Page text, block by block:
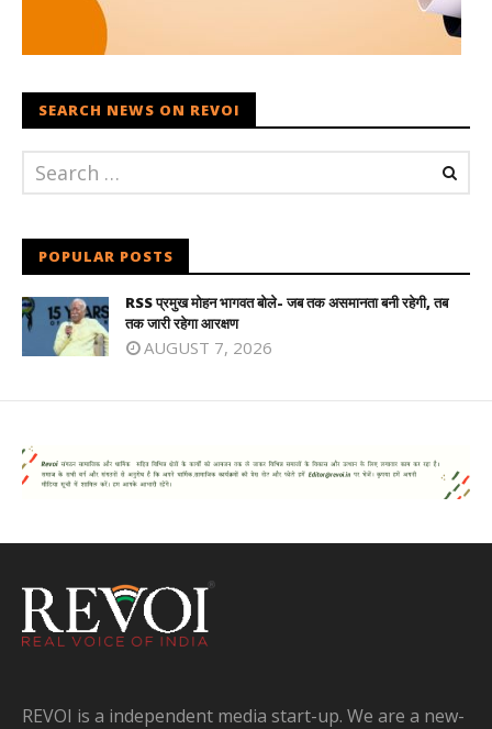
SEARCH NEWS ON REVOI
POPULAR POSTS
RSS प्रमुख मोहन भागवत बोले- जब तक असमानता बनी रहेगी, तब
तक जारी रहेगा आरक्षण
AUGUST 7, 2026
REVOI is a independent media start-up. We are a new-